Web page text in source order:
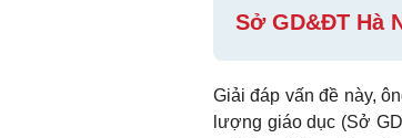
Sở GD&ĐT Hà
Giải đáp vấn đề này,
lượng giáo dục (Sở